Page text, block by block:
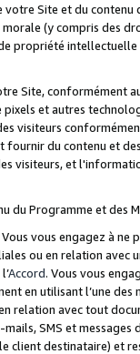
Site et du
(y compris des
propriété
Site, conformément
et autres
visiteurs
fournir du contenu et
visiteurs, et
Programme et des
Vous vous engagez à ne
ou en relation avec
Accord. Vous vous
en utilisant l’une
relation avec tout
SMS et
client destinataire) et